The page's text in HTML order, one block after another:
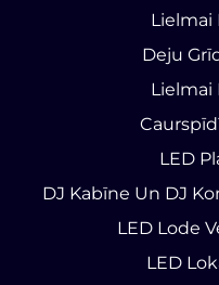
Lielmai
Deju
Lielmai
LED
DJ Kabīne Un DJ
LED Lode
LED